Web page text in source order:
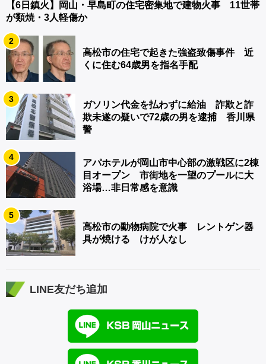
【6日鎮火】岡山・早島町の住宅密集地で建物火事 11世帯
が類焼・3人軽傷か
2
高松市の住宅で起きた強盗致傷事件 近
くに住む64歳男を指名手配
3
ガソリン代金を払わずに給油 詐欺と詐
欺未遂の疑いで72歳の男を逮捕 香川県
警
4
アパホテルが岡山市中心部の激戦区に2棟
目オープン 市街地を一望のプールに大
浴場…非日常感を意識
5
高松市の動物病院で火事 レントゲン器
具が焼ける けが人なし
LINE友だち追加